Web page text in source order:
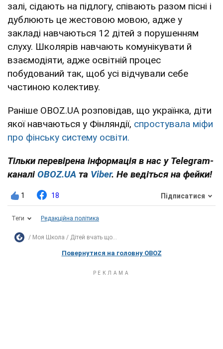
залі, сідають на підлогу, співають разом пісні і
дублюють це жестовою мовою, адже у
закладі навчаються 12 дітей з порушенням
слуху. Школярів навчають комунікувати й
взаємодіяти, адже освітній процес
побудований так, щоб усі відчували себе
частиною колективу.
Раніше OBOZ.UA розповідав, що українка, діти
якої навчаються у Фінляндії, спростувала міфи
про фінську систему освіти.
Тільки перевірена інформація в нас у Telegram-
каналі OBOZ.UA та Viber. Не ведіться на фейки!
1 18 Підписатися
Теги Редакційна політика
Моя Школа Дітей вчать що...
Повернутися на головну OBOZ